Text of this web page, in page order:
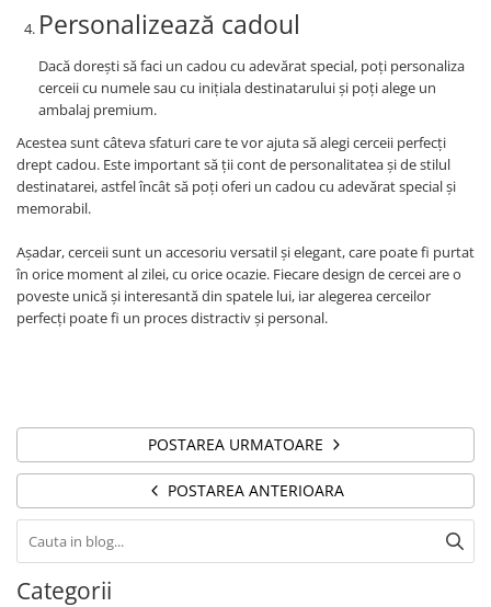
Personalizează cadoul
Dacă dorești să faci un cadou cu adevărat special, poți personaliza
cerceii cu numele sau cu inițiala destinatarului și poți alege un
ambalaj premium.
Acestea sunt câteva sfaturi care te vor ajuta să alegi cerceii perfecți
drept cadou. Este important să ții cont de personalitatea și de stilul
destinatarei, astfel încât să poți oferi un cadou cu adevărat special și
memorabil.
Așadar, cerceii sunt un accesoriu versatil și elegant, care poate fi purtat
în orice moment al zilei, cu orice ocazie. Fiecare design de cercei are o
poveste unică și interesantă din spatele lui, iar alegerea cerceilor
perfecți poate fi un proces distractiv și personal.
POSTAREA URMATOARE
POSTAREA ANTERIOARA
Categorii